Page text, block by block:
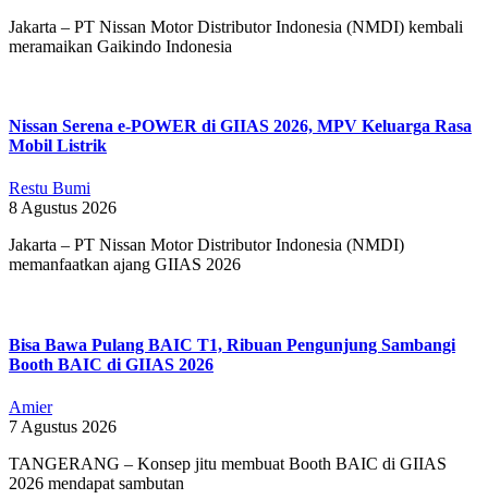
Jakarta – PT Nissan Motor Distributor Indonesia (NMDI) kembali
meramaikan Gaikindo Indonesia
Nissan Serena e-POWER di GIIAS 2026, MPV Keluarga Rasa
Mobil Listrik
Restu Bumi
8 Agustus 2026
Jakarta – PT Nissan Motor Distributor Indonesia (NMDI)
memanfaatkan ajang GIIAS 2026
Bisa Bawa Pulang BAIC T1, Ribuan Pengunjung Sambangi
Booth BAIC di GIIAS 2026
Amier
7 Agustus 2026
TANGERANG – Konsep jitu membuat Booth BAIC di GIIAS
2026 mendapat sambutan